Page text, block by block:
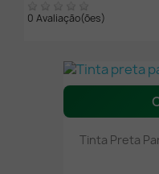
0 Avaliação(ões)
Tinta Preta